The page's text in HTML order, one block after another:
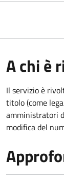
A chi è
Il servizio è
titolo (come
amministratori
modifica del